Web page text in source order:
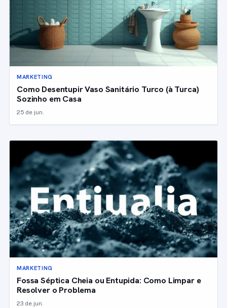
MARKETING
Como Desentupir Vaso Sanitário Turco (à Turca)
Sozinho em Casa
25 de jun.
MARKETING
Fossa Séptica Cheia ou Entupida: Como Limpar e
Resolver o Problema
23 de jun.